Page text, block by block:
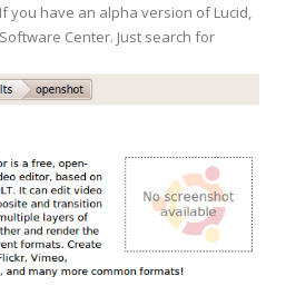
you have an alpha version of Lucid,
Center. Just search for